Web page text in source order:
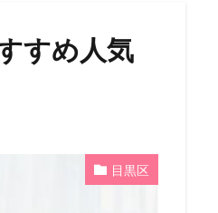
すめ人気
目黒区